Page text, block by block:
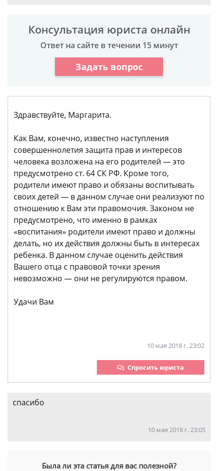
Консультация юриста онлайн
Ответ на сайте в течении 15 минут
Задать вопрос
Здравствуйте, Маргарита.
Как Вам, конечно, известно наступления
совершеннолетия защита прав и интересов
человека возложена на его родителей — это
предусмотрено ст. 64 СК РФ. Кроме того,
родители имеют право и обязаны воспитывать
своих детей — в данном случае они реализуют по
отношению к Вам эти правомочия. Законом не
предусмотрено, что именно в рамках
«воспитания» родители имеют право и должны
делать, но их действия должны быть в интересах
ребенка. В данном случае оценить действия
Вашего отца с правовой точки зрения
невозможно — они не регулируются правом.
Удачи Вам
10 мая 2018 г. 23:02
Спросить юриста
спасибо
10 мая 2018 г. 23:05
Была ли эта статья для вас полезной?